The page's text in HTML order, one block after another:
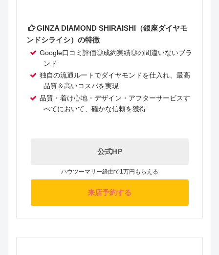
GINZA DIAMOND SHIRAISHI（銀座ダイヤモ
ンドシライシ）の特徴
Google口コミ評価◎成約実績◎の間違いないブラ
ンド
独自の流通ルートでダイヤモンドを仕入れ、最高
品質＆高いコスパを実現
品質・着け心地・デザイン・アフターサービスす
べてにおいて、確かな信頼を獲得
公式HP
ハウツーマリー経由で1万円もらえる
来店予約する